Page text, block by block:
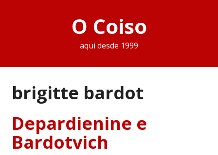
O Coiso
aqui desde 1999
brigitte bardot
Depardienine e
Bardotvich